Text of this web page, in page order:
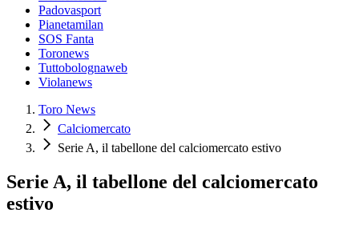
Padovasport
Pianetamilan
SOS Fanta
Toronews
Tuttobolognaweb
Violanews
Toro News
Calciomercato
Serie A, il tabellone del calciomercato estivo
Serie A, il tabellone del calciomercato
estivo